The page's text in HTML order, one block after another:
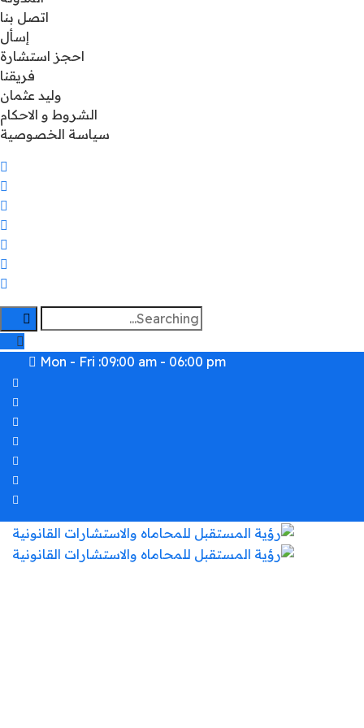
اتصل بنا
إسأل
احجز استشارة
فريقنا
وليد عثمان
الشروط و الاحكام
سياسة الخصوصية
Search
for:
Mon - Fri :09:00 am - 06:00 pm